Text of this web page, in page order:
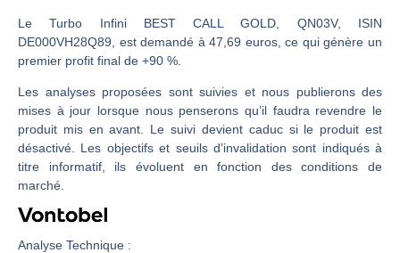
La France, maillon faible de l’Europe ! | Jean-Louis Cussac – Chrono CAC
Les investisseurs y croient toujours | Point Stratégique Hebdomadaire – Éric Galiègue
Une inertie haussière qui ralentit | Antoine Quesada – Chrono CAC
WTI : Explosion mais réserves au plus bas | Denis Desclos – Market Movers
Le Turbo Infini BEST CALL GOLD, QN03V, ISIN
DE000VH28Q89, est demandé à 47,69 euros, ce qui génère un
premier profit final de +90 %.
Les analyses proposées sont suivies et nous publierons des
mises à jour lorsque nous penserons qu’il faudra revendre le
produit mis en avant. Le suivi devient caduc si le produit est
désactivé. Les objectifs et seuils d’invalidation sont indiqués à
titre informatif, ils évoluent en fonction des conditions de
marché.
Analyse Technique :